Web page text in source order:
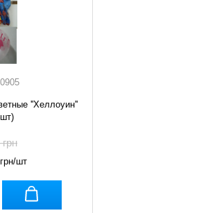
''Хеллоуин''
грн/шт